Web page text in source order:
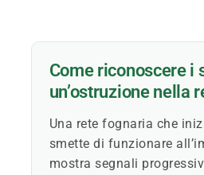
Come riconoscere i
un’ostruzione nella
Una rete fognaria che
smette di funzionare
mostra segnali